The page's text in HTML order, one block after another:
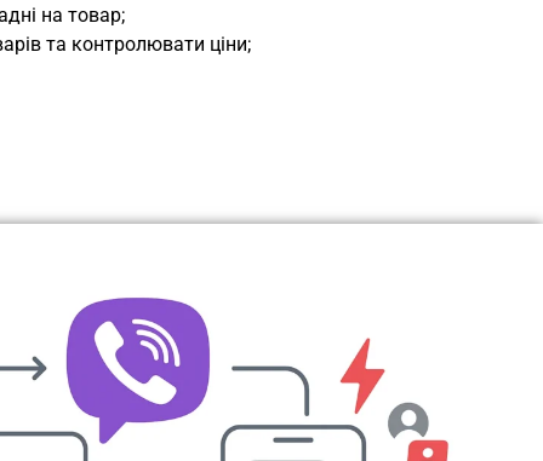
на товар;
та контролювати ціни;